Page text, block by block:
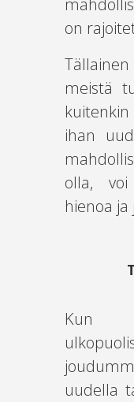
on
meistä
ihan
olla,
hienoa
Kun
uudella